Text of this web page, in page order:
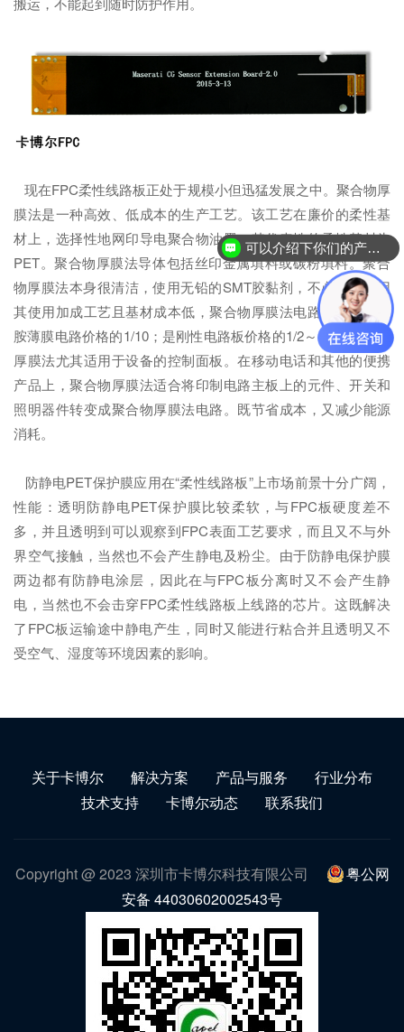
现在FPC柔性线路板正处于规模小但迅猛发展之中。聚合物厚
膜法是一种高效、低成本的生产工艺。该工艺在廉价的柔性基
材上，选择性地网印导电聚合物油墨。其代表性的柔性基材为
PET。聚合物厚膜法导体包括丝印金属填料或碳粉填料。聚合
物厚膜法本身很清洁，使用无铅的SMT胶黏剂，不必蚀刻。因
其使用加成工艺且基材成本低，聚合物厚膜法电路是铜聚酰亚
胺薄膜电路价格的1/10；是刚性电路板价格的1/2～1/3。聚合物
厚膜法尤其适用于设备的控制面板。在移动电话和其他的便携
产品上，聚合物厚膜法适合将印制电路主板上的元件、开关和
照明器件转变成聚合物厚膜法电路。既节省成本，又减少能源
消耗。
防静电PET保护膜应用在“柔性线路板”上市场前景十分广阔，
性能：透明防静电PET保护膜比较柔软，与FPC板硬度差不
多，并且透明到可以观察到FPC表面工艺要求，而且又不与外
界空气接触，当然也不会产生静电及粉尘。由于防静电保护膜
两边都有防静电涂层，因此在与FPC板分离时又不会产生静
电，当然也不会击穿FPC柔性线路板上线路的芯片。这既解决
了FPC板运输途中静电产生，同时又能进行粘合并且透明又不
受空气、湿度等环境因素的影响。
关于卡博尔 解决方案 产品与服务
行业分布
技术支持
卡博尔动态 联系我们
Copyright @ 2023 深圳市卡博尔科技有限公司
粤公网
安备 44030602002543号
可以介绍下你们的产品么？